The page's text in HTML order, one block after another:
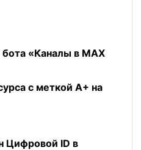
«Каналы в MAX
с меткой А+ на
Цифровой ID в